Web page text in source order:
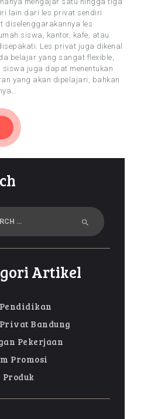
lain dari les privat sendiri
diselenggarakannya les
siswa, kantor, kafe, atau
Les privat juga dikenal
belajar yang sangat flexible,
siswa juga dapat menentukan
yang akan dipelajari, bahkan
Artikel
Bandung
Pekerjaan
Promosi